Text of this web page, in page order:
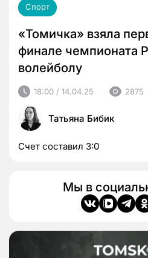
Спорт
«Томичка» взяла
финале чемпионата
волейболу
18:00 / 14.04.25 2875
Татьяна Бибик
Счет составил 3:0
Мы в